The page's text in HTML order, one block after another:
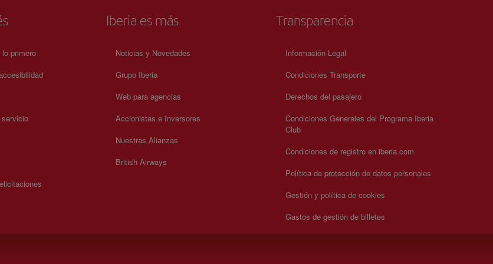
primero
Iberia es más
Noticias y Novedades
Grupo Iberia
Web para agencias
Accionistas e Inversores
Nuestras Alianzas
British Airways
Transparencia
Información Legal
Condiciones Transporte
Derechos del pasajero
Condiciones Generales del Programa Iberia
Club
Condiciones de registro en iberia.com
Política de protección de datos personales
Gestión y política de cookies
Gastos de gestión de billetes